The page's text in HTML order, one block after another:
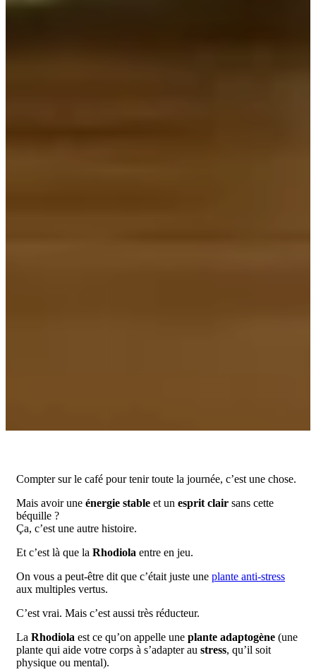
Compter sur le café pour tenir toute la journée, c’est une chose.
Mais avoir une énergie stable et un esprit clair sans cette
béquille ?
Ça, c’est une autre histoire.
Et c’est là que la Rhodiola entre en jeu.
On vous a peut-être dit que c’était juste une plante anti-stress
aux multiples vertus.
C’est vrai. Mais c’est aussi très réducteur.
La Rhodiola est ce qu’on appelle une plante adaptogène (une
plante qui aide votre corps à s’adapter au stress, qu’il soit
physique ou mental).